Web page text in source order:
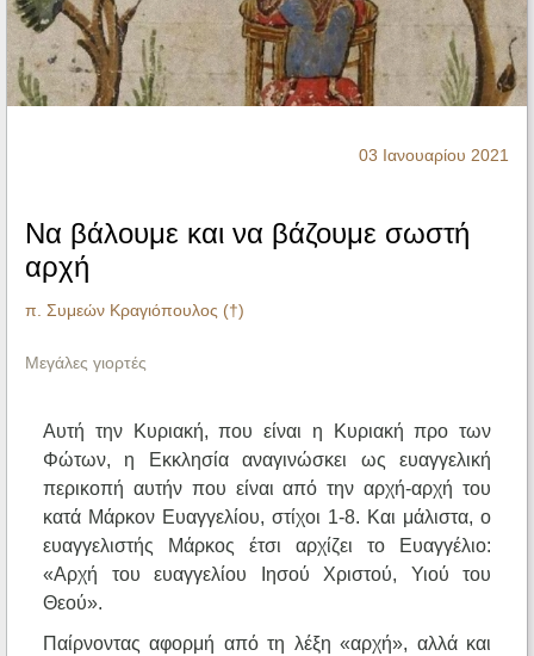
Ηχητικά
03 Ιανουαρίου 2021
Να βάλουμε και να βάζουμε σωστή
αρχή
π. Συμεών Κραγιόπουλος (†)
Μεγάλες γιορτές
Αυτή την Κυριακή, που είναι η Κυριακή προ των
Φώτων, η Εκκλησία αναγινώσκει ως ευαγγελική
περικοπή αυτήν που είναι από την αρχή-αρχή του
κατά Μάρκον Ευαγγελίου, στίχοι 1-8. Και μάλιστα, ο
ευαγγελιστής Μάρκος έτσι αρχίζει το Ευαγγέλιο:
«Αρχή του ευαγγελίου Ιησού Χριστού, Υιού του
Θεού».
Παίρνοντας αφορμή από τη λέξη «αρχή», αλλά και